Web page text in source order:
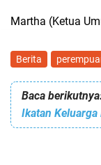
Martha (Ketua
Berita
Baca